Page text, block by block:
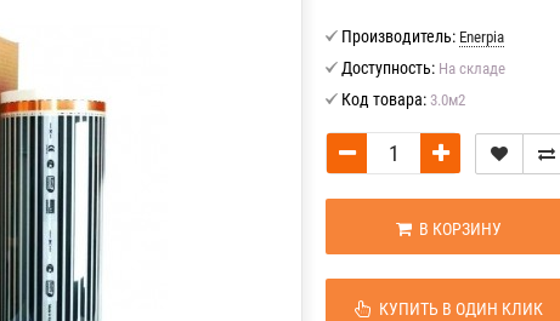
Производитель: Enerpia
Доступность: На складе
Код товара: 3.0м2
В КОРЗИНУ
КУПИТЬ В ОДИН КЛИК